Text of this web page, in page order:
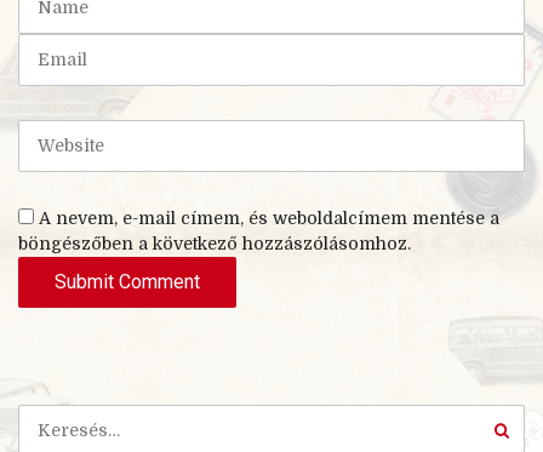
i
s
i
t
A nevem, e-mail címem, és weboldalcímem mentése a
böngészőben a következő hozzászólásomhoz.